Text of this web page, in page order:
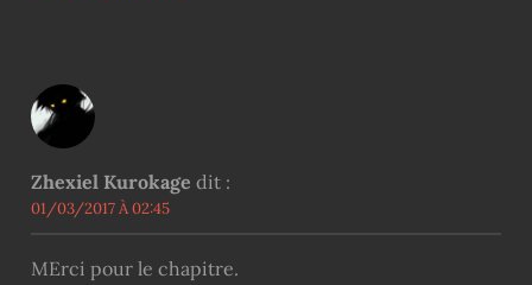
Zhexiel Kurokage dit :
01/03/2017 À 02:45
MErci pour le chapitre.